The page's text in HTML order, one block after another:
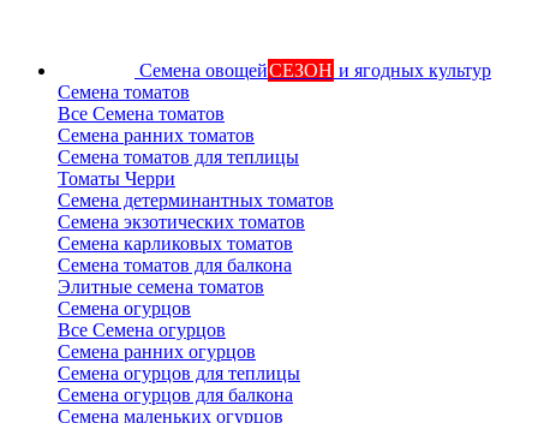
Семена овощейСЕЗОН и ягодных культур
Семена томатов
Все Семена томатов
Семена ранних томатов
Семена томатов для теплицы
Томаты Черри
Семена детерминантных томатов
Семена экзотических томатов
Семена карликовых томатов
Семена томатов для балкона
Элитные семена томатов
Семена огурцов
Все Семена огурцов
Семена ранних огурцов
Семена огурцов для теплицы
Семена огурцов для балкона
Семена маленьких огурцов